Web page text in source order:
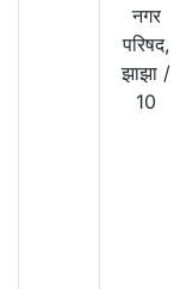
नगर
परिषद,
झाझा /
10